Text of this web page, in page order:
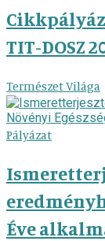
TIT-DOSZ
Természet Világa
Pályázat
Éve